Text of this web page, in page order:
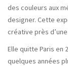
des couleurs aux
designer. Cette
créative près
Elle quitte Paris en
quelques années